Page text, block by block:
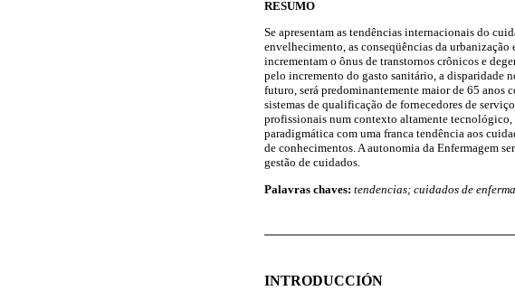
RESUMO
Se apresentam as tendências internacionais do
envelhecimento, as conseqüências da
incrementam o ônus de transtornos crônicos e
pelo incremento do gasto sanitário, a disparidade
futuro, será predominantemente maior de 65 anos
sistemas de qualificação de fornecedores de
profissionais num contexto altamente
paradigmática com uma franca tendência aos
de conhecimentos. A autonomia da Enfermagem
gestão de cuidados.
Palavras chaves: tendencias; cuidados de
INTRODUCCIÓN